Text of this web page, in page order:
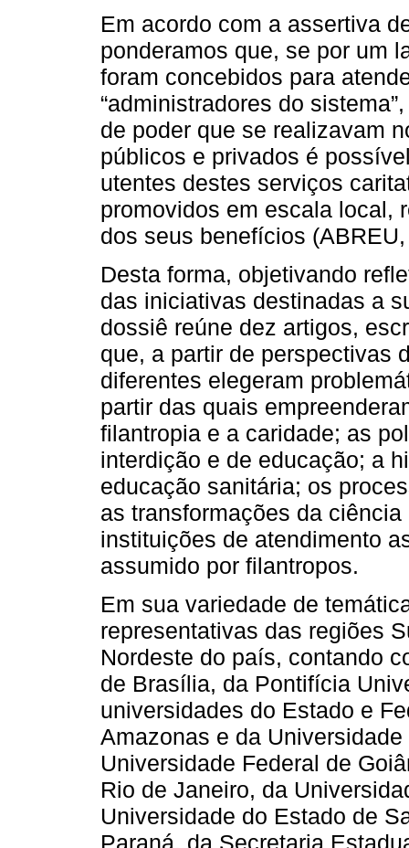
Em acordo com a assertiva
ponderamos que, se por um
foram concebidos para
“administradores do
de poder que se realizavam
públicos e privados é
utentes destes serviços
promovidos em escala local,
dos seus benefícios
Desta forma, objetivando
das iniciativas destinadas a
dossiê reúne dez artigos,
que, a partir de perspectivas
diferentes elegeram
partir das quais
filantropia e a caridade; as
interdição e de educação; a
educação sanitária; os
as transformações da
instituições de atendimento
assumido por filantropos.
Em sua variedade de
representativas das regiões
Nordeste do país, contando
de Brasília, da Pontifícia
universidades do Estado e
Amazonas e da
Universidade Federal de
Rio de Janeiro, da
Universidade do Estado de
Paraná, da Secretaria